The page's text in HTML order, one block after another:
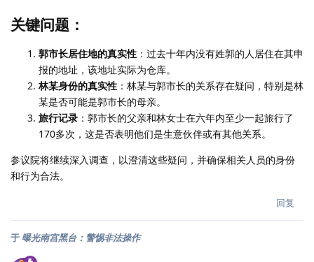
关键问题：
郭市长居住地的真实性 ：过去十年内没有姓郭的人居住在其申
报的地址，该地址实际为仓库。
林某身份的真实性 ：林某与郭市长的关系存在疑问，特别是林
某是否可能是郭市长的母亲。
旅行记录 ：郭市长的父亲和林女士在六年内至少一起旅行了
170多次，这是否表明他们是生意伙伴或有其他关系。
参议院将继续深入调查，以澄清这些疑问，并确保相关人员的身份
和行为合法。
回复
于 曝光南宫黑台：警惕非法操作